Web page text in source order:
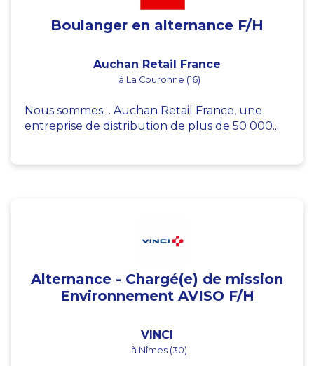
Boulanger en alternance F/H
Auchan Retail France
à La Couronne (16)
Nous sommes… Auchan Retail France, une
entreprise de distribution de plus de 50 000...
Alternance - Chargé(e) de mission
Environnement AVISO F/H
VINCI
à Nîmes (30)